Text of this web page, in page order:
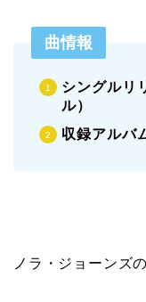
曲情報
シングルリ
ル）
収録アルバ
ノラ・ジョーンズ